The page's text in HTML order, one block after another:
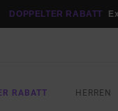
DOPPELTER RABATT
RABATT HERREN